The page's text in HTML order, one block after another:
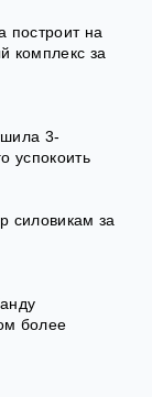
построит на
комплекс за
3-
успокоить
силовикам за
более